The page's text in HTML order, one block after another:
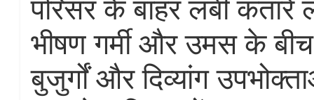
भीषण गर्मी और उमस के
बुजुर्गों और दिव्यांग